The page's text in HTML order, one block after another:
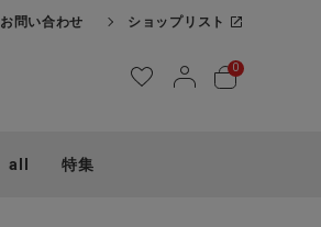
お問い合わせ ショップリスト
0
all 特集